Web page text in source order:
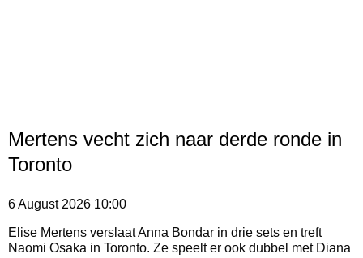
Mertens vecht zich naar derde ronde in
Toronto
6 August 2026 10:00
Elise Mertens verslaat Anna Bondar in drie sets en treft
Naomi Osaka in Toronto. Ze speelt er ook dubbel met Diana